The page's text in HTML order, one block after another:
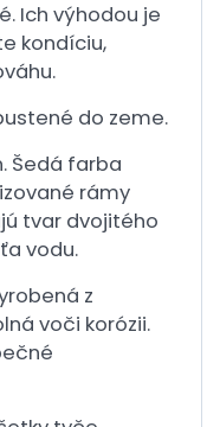
Ich výhodou je
kondíciu,
do zeme.
Šedá farba
rámy
tvar dvojitého
vodu.
z
voči korózii.